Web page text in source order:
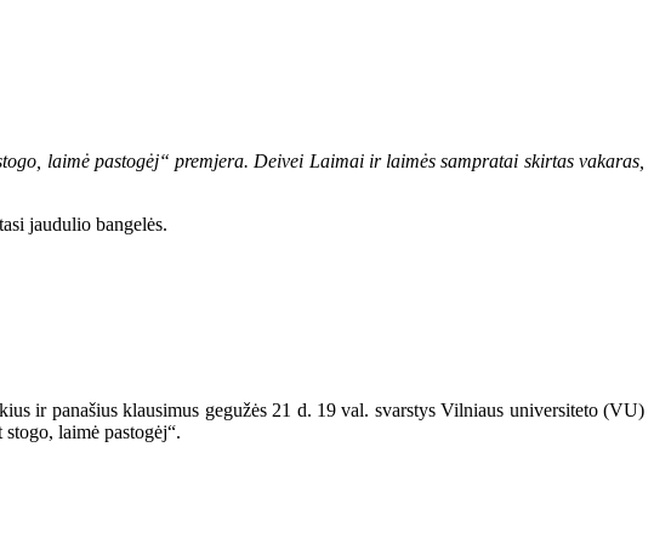
laimė pastogėj“ premjera. Deivei Laimai ir laimės sampratai skirtas vakaras,
jaudulio bangelės.
ir panašius klausimus gegužės 21 d. 19 val. svarstys Vilniaus universiteto (VU)
laimė pastogėj“.